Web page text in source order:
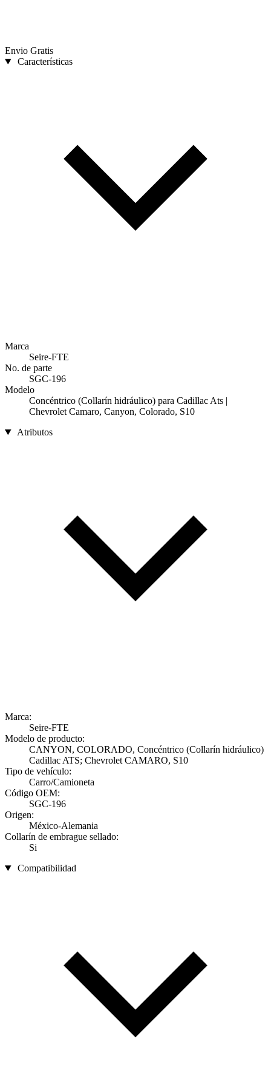
Envio Gratis
Características
Marca
Seire-FTE
No. de parte
SGC-196
Modelo
Concéntrico (Collarín hidráulico) para Cadillac Ats |
Chevrolet Camaro, Canyon, Colorado, S10
Atributos
Marca:
Seire-FTE
Modelo de producto:
CANYON, COLORADO, Concéntrico (Collarín hidráulico)
Cadillac ATS; Chevrolet CAMARO, S10
Tipo de vehículo:
Carro/Camioneta
Código OEM:
SGC-196
Origen:
México-Alemania
Collarín de embrague sellado:
Si
Compatibilidad